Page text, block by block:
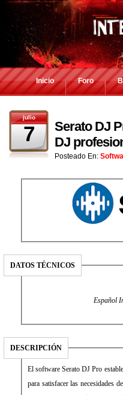
Inicio Foro
julio
7
Serato DJ
DJ
Posteado En:
DATOS TÉCNICOS
Español
DESCRIPCIÓN
El software Serato DJ Pro
para satisfacer las necesidades